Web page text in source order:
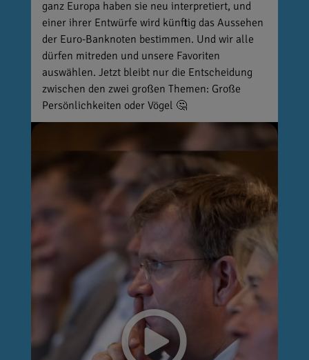
ganz Europa haben sie neu interpretiert, und
einer ihrer Entwürfe wird künftig das Aussehen
der Euro-Banknoten bestimmen. Und wir alle
dürfen mitreden und unsere Favoriten
auswählen. Jetzt bleibt nur die Entscheidung
zwischen den zwei großen Themen: Große
Persönlichkeiten oder Vögel 🤔